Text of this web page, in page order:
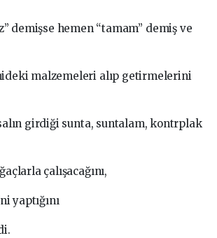
demişse hemen “tamam” demiş ve
malzemeleri alıp getirmelerini
girdiği sunta, suntalam, kontrplak
çalışacağını,
yaptığını